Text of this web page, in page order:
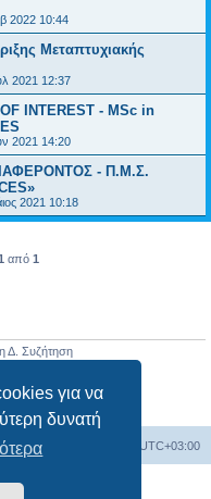
για να
δυνατή
2022 10:44
Μεταπτυχιακής
2021 12:37
INTEREST - MSc in
2021 14:20
- Π.Μ.Σ.
2021 10:18
από 1
Δ. Συζήτηση
αυτή τη Δ. Συζήτηση
Συζήτηση
Όλοι οι χρόνοι είναι UTC+03:00
© phpBB Limited